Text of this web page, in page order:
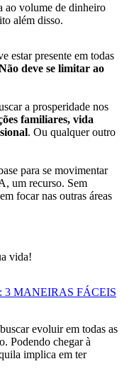
ao volume de dinheiro
além disso.
estar presente em todas
deve se limitar ao
a prosperidade nos
familiares, vida
. Ou qualquer outro
para se movimentar
um recurso. Sem
focar nas outras áreas
vida!
MANEIRAS FÁCEIS
evoluir em todas as
Podendo chegar à
implica em ter